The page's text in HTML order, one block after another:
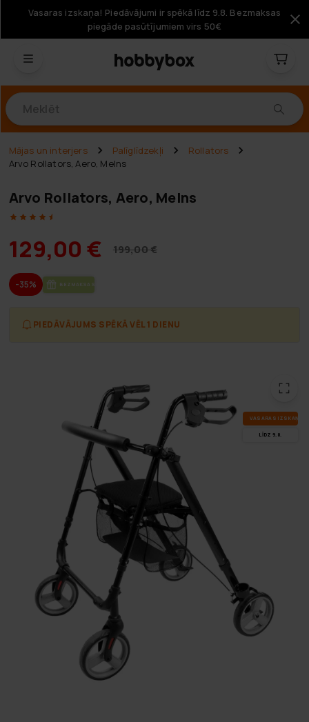
Vasaras izskaņa! Piedāvājumi ir spēkā līdz 9.8. Bezmaksas
piegāde pasūtījumiem virs 50€
Mājas un interjers Palīglīdzekļi
Rollators
Arvo Rollators, Aero, Melns
Arvo Rollators, Aero, Melns
129,00 € 199,00 €
-35% BEZ­MAK­SAS PIE­GĀ­DE
PIEDĀVĀJUMS SPĒKĀ VĒL 1 DIENU
VA­SA­RAS IZ­SKA­ŅA
LĪDZ 9.8.